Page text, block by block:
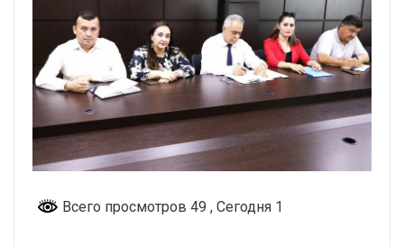
Всего просмотров 49 , Сегодня 1